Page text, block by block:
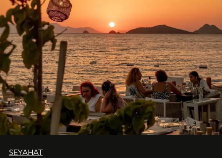
SEYAHAT